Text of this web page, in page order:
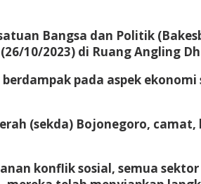
Bangsa dan Politik
10/2023) di Ruang Angling
pada aspek
(sekda) Bojonegoro,
konflik sosial, semua